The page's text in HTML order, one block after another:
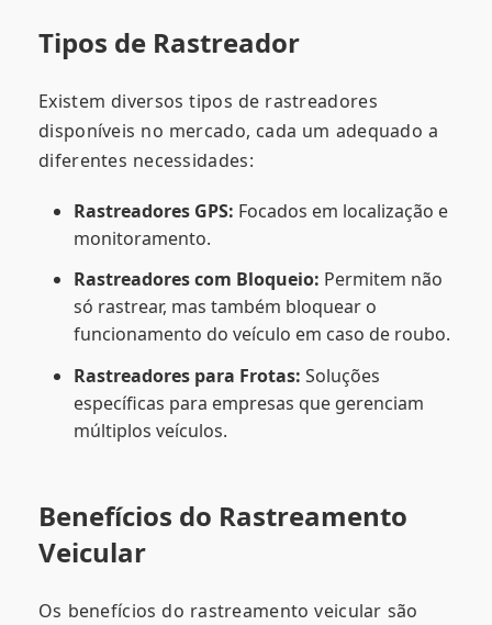
Tipos de Rastreador
Existem diversos tipos de rastreadores
disponíveis no mercado, cada um adequado a
diferentes necessidades:
Rastreadores GPS: Focados em localização e
monitoramento.
Rastreadores com Bloqueio: Permitem não
só rastrear, mas também bloquear o
funcionamento do veículo em caso de roubo.
Rastreadores para Frotas: Soluções
específicas para empresas que gerenciam
múltiplos veículos.
Benefícios do Rastreamento
Veicular
Os benefícios do rastreamento veicular são